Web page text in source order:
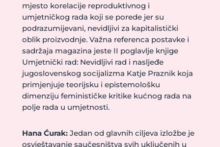
mjesto korelacije reproduktivnog i
umjetničkog rada koji se porede jer su
podrazumijevani, nevidljivi za kapitalistički
oblik proizvodnje. Važna referenca postavke i
sadržaja magazina jeste II poglavlje knjige
Umjetnički rad: Nevidljivi rad i nasljeđe
jugoslovenskog socijalizma Katje Praznik koja
primjenjuje teorijsku i epistemološku
dimenziju feminističke kritike kućnog rada na
polje rada u umjetnosti.
Hana Ćurak:Jedan od glavnih ciljeva izložbe je
osvještavanje saučesništva svih uključenih u